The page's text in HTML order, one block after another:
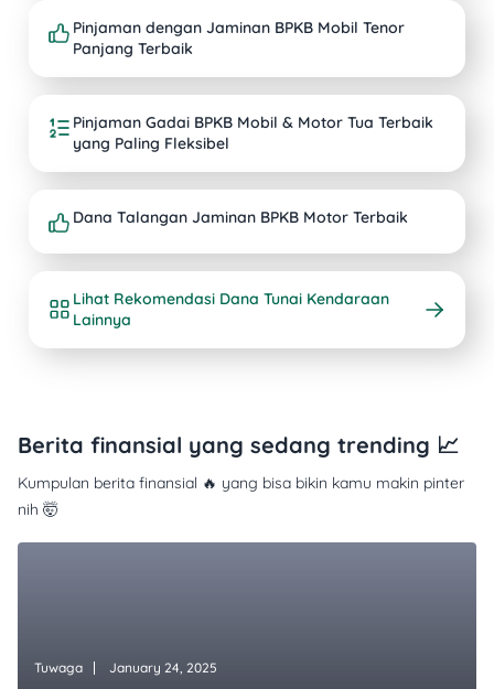
Pinjaman dengan Jaminan BPKB Mobil Tenor
Panjang Terbaik
Pinjaman Gadai BPKB Mobil & Motor Tua Terbaik
yang Paling Fleksibel
Dana Talangan Jaminan BPKB Motor Terbaik
Lihat Rekomendasi Dana Tunai Kendaraan
Lainnya
Berita finansial yang sedang trending 📈
Kumpulan berita finansial 🔥 yang bisa bikin kamu makin pinter
nih 🤯
Tuwaga January 24, 2025